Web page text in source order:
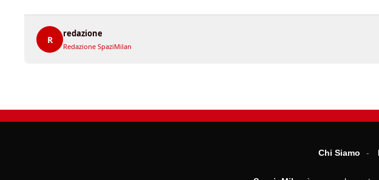
R
redazione
Redazione SpaziMilan
Chi Siamo